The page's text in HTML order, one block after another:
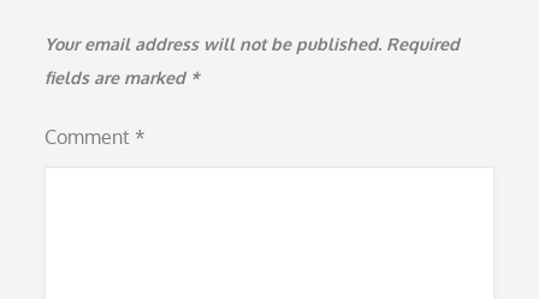
Your email address will not be published. Required
fields are marked *
Comment *